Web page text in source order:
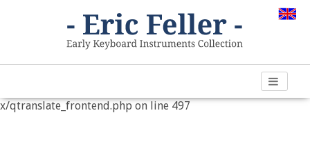
: "continue" targeting switch is equivalent to "break".
Did you mean to use "continue 2"? in
/var/www/vhosts/h266891.web67.alfahosting-
x/qtranslate_frontend.php on line 497